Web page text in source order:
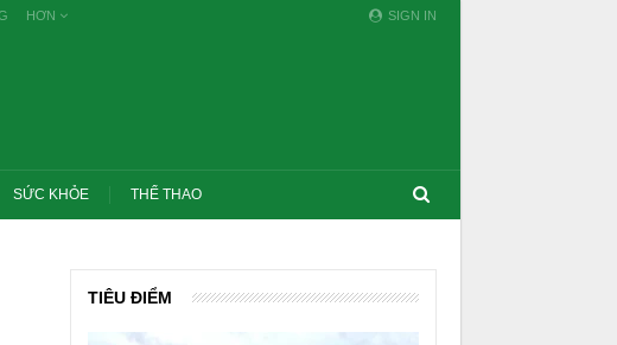
SIGN IN
HƠN
SỨC KHỎE THỂ THAO
TIÊU ĐIỂM